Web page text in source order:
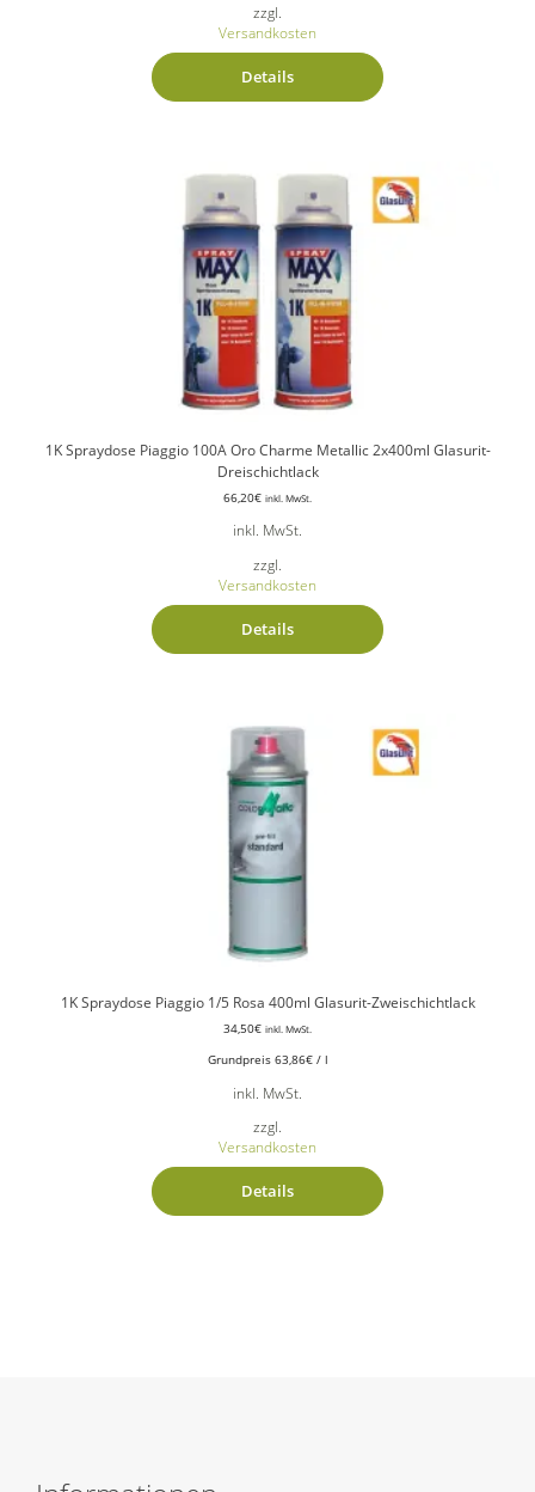
zzgl.
Versandkosten
Details
1K Spraydose Piaggio 100A Oro Charme Metallic 2x400ml Glasurit-
Dreischichtlack
66,20€ inkl. MwSt.
inkl. MwSt.
zzgl.
Versandkosten
Details
1K Spraydose Piaggio 1/5 Rosa 400ml Glasurit-Zweischichtlack
34,50€ inkl. MwSt.
Grundpreis 63,86€/ l
inkl. MwSt.
zzgl.
Versandkosten
Details